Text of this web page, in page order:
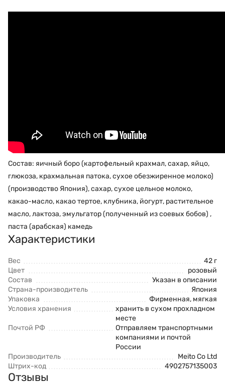
Состав: яичный боро (картофельный крахмал, сахар, яйцо,
глюкоза, крахмальная патока, сухое обезжиренное молоко)
(производство Япония), сахар, сухое цельное молоко,
какао-масло, какао тертое, клубника, йогурт, растительное
масло, лактоза, эмульгатор (полученный из соевых бобов) ,
паста (арабская) камедь
Характеристики
Вес
42 г
Цвет
розовый
Состав
Указан в описании
Страна-производитель
Япония
Упаковка
Фирменная, мягкая
Условия хранения
хранить в сухом прохладном
месте
Почтой РФ
Отправляем транспортными
компаниями и почтой
России
Производитель
Meito Co Ltd
Штрих-код
4902757135003
Отзывы